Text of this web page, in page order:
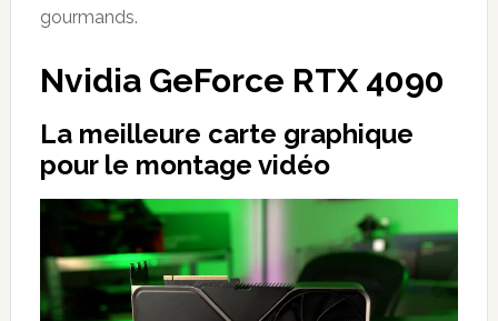
gourmands.
Nvidia GeForce RTX 4090
La meilleure carte graphique
pour le montage vidéo